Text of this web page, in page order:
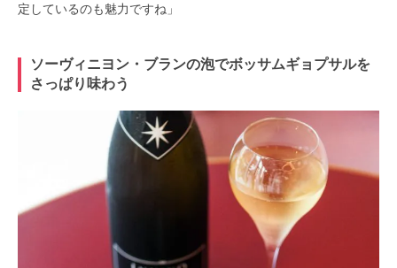
定しているのも魅力ですね」
ソーヴィニヨン・ブランの泡でボッサムギョプサルを
さっぱり味わう